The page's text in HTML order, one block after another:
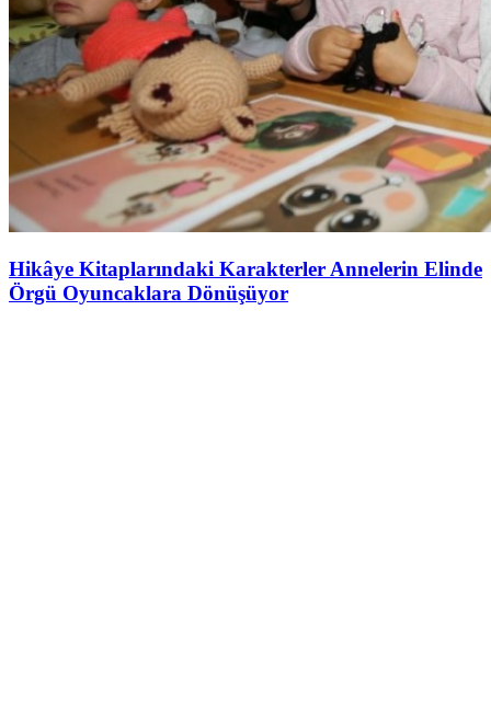
Hikâye Kitaplarındaki Karakterler Annelerin Elinde
Örgü Oyuncaklara Dönüşüyor